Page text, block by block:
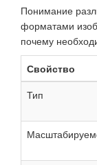
Понимание
форматами
почему
Свойство
Тип